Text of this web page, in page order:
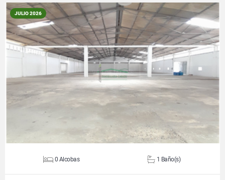
JULIO 2026
VER DETALLES
0 Alcobas 1 Baño(s)